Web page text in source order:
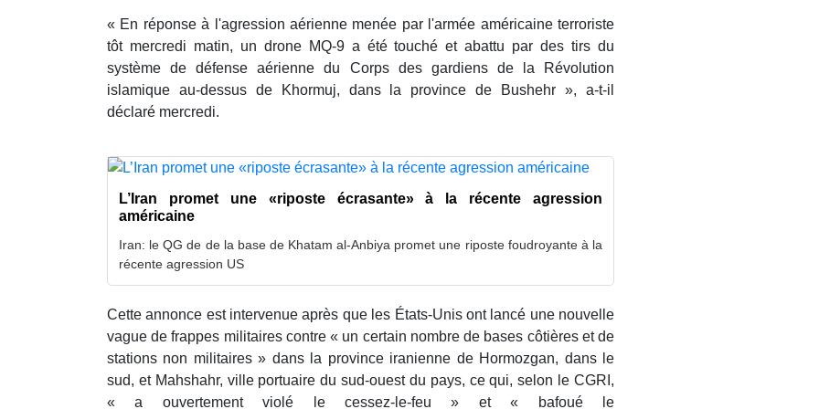
« En réponse à l'agression aérienne menée par l'armée américaine terroriste
tôt mercredi matin, un drone MQ-9 a été touché et abattu par des tirs du
système de défense aérienne du Corps des gardiens de la Révolution
islamique au-dessus de Khormuj, dans la province de Bushehr », a-t-il
déclaré mercredi.
L’Iran promet une «riposte écrasante» à la récente agression
américaine
Iran: le QG de de la base de Khatam al-Anbiya promet une riposte foudroyante à la
récente agression US
Cette annonce est intervenue après que les États-Unis ont lancé une nouvelle
vague de frappes militaires contre « un certain nombre de bases côtières et de
stations non militaires » dans la province iranienne de Hormozgan, dans le
sud, et Mahshahr, ville portuaire du sud-ouest du pays, ce qui, selon le CGRI,
« a ouvertement violé le cessez-le-feu » et « bafoué le